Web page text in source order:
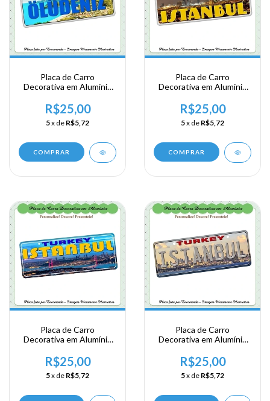
Placa de Carro
Decorativa em Alumínio
Viagem a Oludeniz ns
Turquia
R$25,00
5x de R$5,72
COMPRAR
Placa de Carro
Decorativa em Alumínio
Viagem a Istanbul ns
Turquia
R$25,00
5x de R$5,72
COMPRAR
Placa de Carro
Decorativa em Alumínio
Viagem a Istanbul ns
Turquia
R$25,00
5x de R$5,72
Placa de Carro
Decorativa em Alumínio
Viagem a Istanbul ns
Turquia
R$25,00
5x de R$5,72